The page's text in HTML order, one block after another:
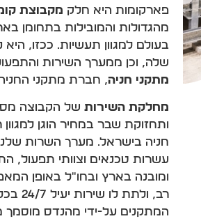
פארקומות היא חלק מקבוצת
מהגדולות והמובילות בתחומן
בעולם למגוון תעשיות. ככזו,
שלה, וכן ממערך השירות
מתקני חניה, חברת מתקני החניה
מחלקת השירות
ותחזוקת שבר במחיר הוגן
חניה בישראל. מערך השרות
עשרות טכנאים וצוותי תפעול,
ומובנה בארץ ובחו"ל באופן
רב,
המתקנים על-ידי מהנדס מוסמך